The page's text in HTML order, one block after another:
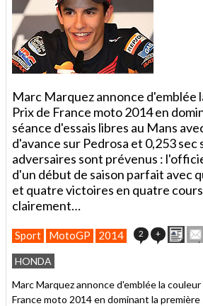
Marc Marquez annonce d'emblée
Prix de France moto 2014 en
séance d'essais libres au Mans
d'avance sur Pedrosa et 0,253 sec
adversaires sont prévenus :
d'un début de saison parfait avec
et quatre victoires en quatre
clairement…
Sport MotoGP 2014 2 +
cet
ami
HONDA
Marc Marquez annonce d'emblée la
France moto 2014 en dominant la première